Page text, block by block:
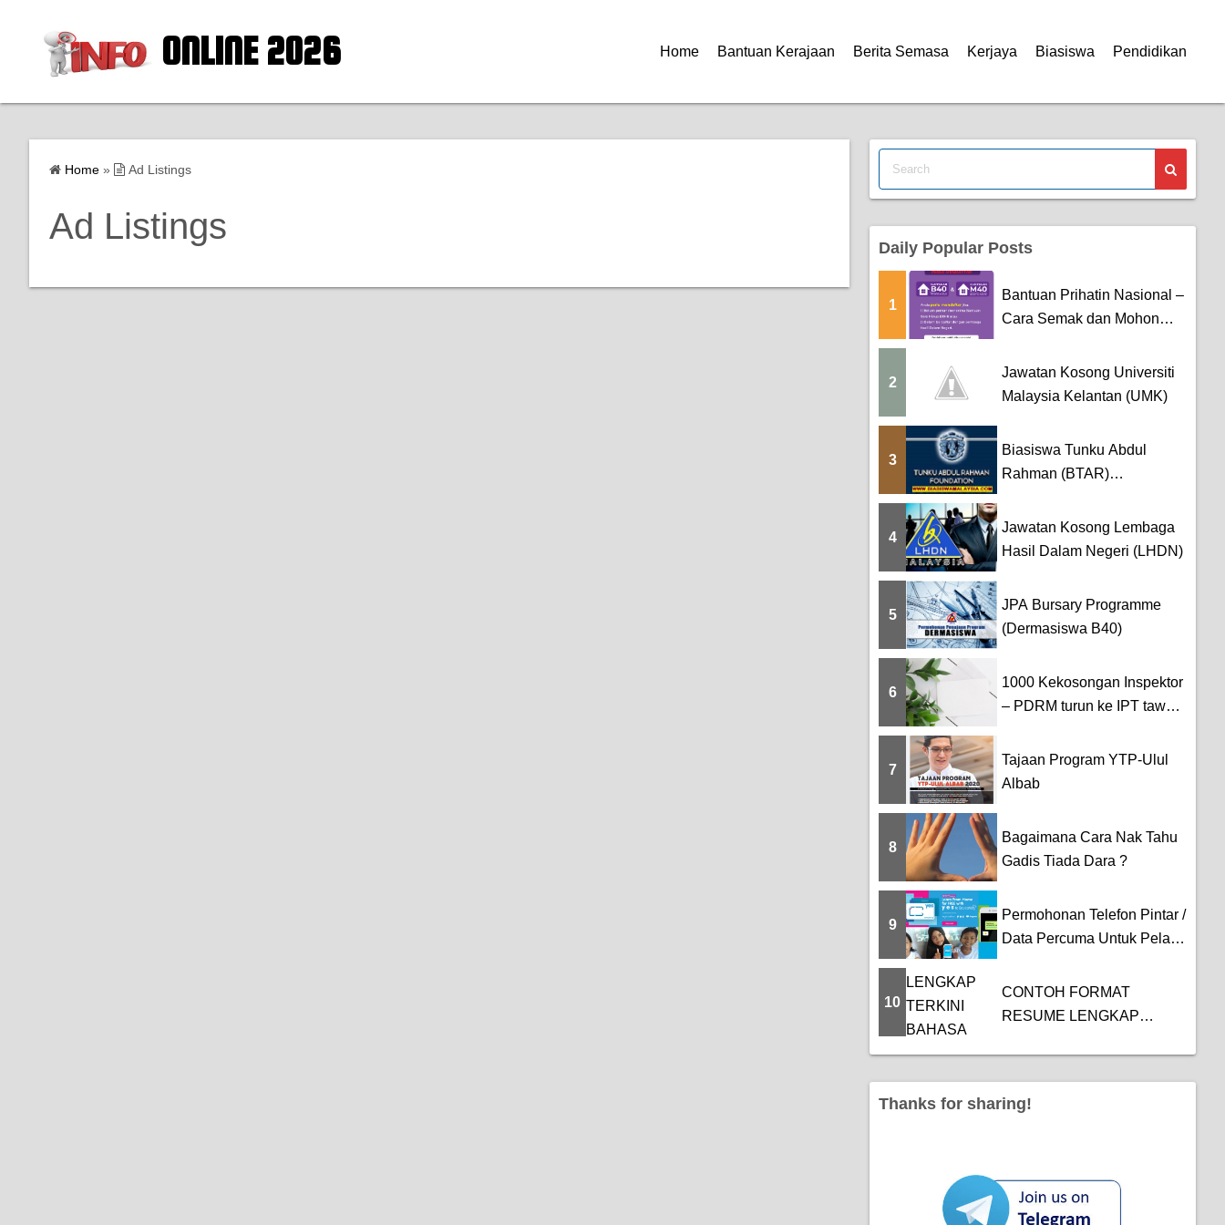
ONLINE 2026 Home Bantuan Kerajaan Berita Semasa Kerjaya Biasiswa Pendidikan
Home » Ad Listings
Ad Listings
Daily Popular Posts
1
Bantuan Prihatin Nasional –
Cara Semak dan Mohon
2
Jawatan Kosong Universiti
Malaysia Kelantan (UMK)
3
Biasiswa Tunku Abdul
Rahman (BTAR)
4
Jawatan Kosong Lembaga
Hasil Dalam Negeri (LHDN)
5
JPA Bursary Programme
(Dermasiswa B40)
6
1000 Kekosongan Inspektor
– PDRM turun ke IPT tawar
7
Tajaan Program YTP-Ulul
Albab
8
Bagaimana Cara Nak Tahu
Gadis Tiada Dara ?
9
Permohonan Telefon Pintar /
Data Percuma Untuk Pelajar
10
CONTOH FORMAT
RESUME LENGKAP
Thanks for sharing!